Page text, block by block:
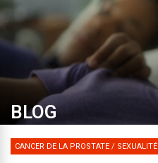
BLOG
CANCER DE LA PROSTATE / SEXUALITÉ